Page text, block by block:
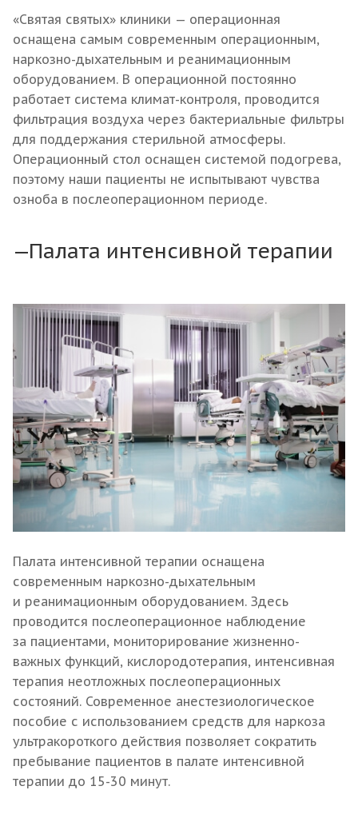
«Святая святых» клиники — операционная
оснащена самым современным операционным,
наркозно-дыхательным и реанимационным
оборудованием. В операционной постоянно
работает система климат-контроля, проводится
фильтрация воздуха через бактериальные фильтры
для поддержания стерильной атмосферы.
Операционный стол оснащен системой подогрева,
поэтому наши пациенты не испытывают чувства
озноба в послеоперационном периоде.
Палата интенсивной терапии
Палата интенсивной терапии оснащена
современным наркозно-дыхательным
и реанимационным оборудованием. Здесь
проводится послеоперационное наблюдение
за пациентами, мониторирование жизненно-
важных функций, кислородотерапия, интенсивная
терапия неотложных послеоперационных
состояний. Современное анестезиологическое
пособие с использованием средств для наркоза
ультракороткого действия позволяет сократить
пребывание пациентов в палате интенсивной
терапии до 15-30 минут.